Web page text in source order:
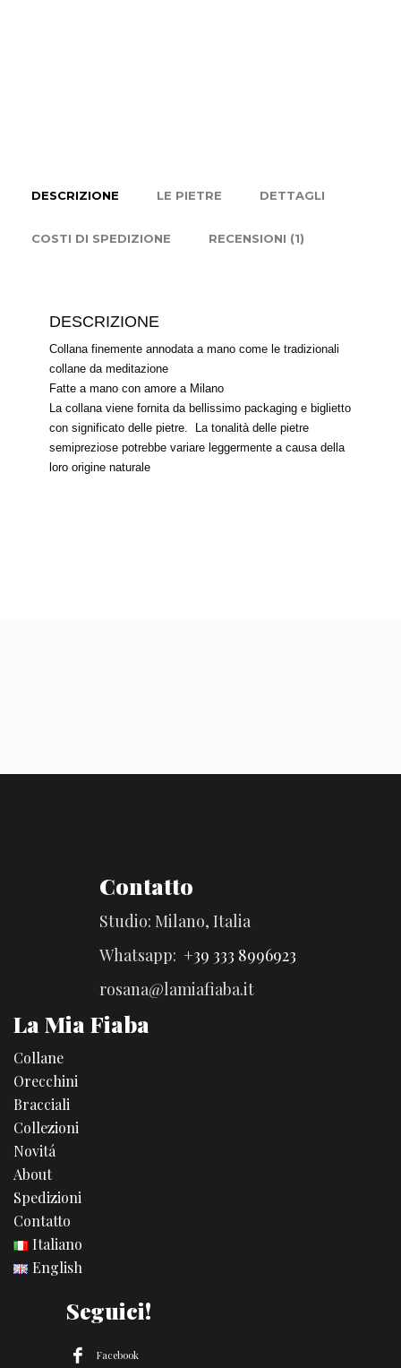
DESCRIZIONE LE PIETRE DETTAGLI
COSTI DI SPEDIZIONE RECENSIONI (1)
DESCRIZIONE
Collana finemente annodata a mano come le tradizionali
collane da meditazione
Fatte a mano con amore a Milano
La collana viene fornita da bellissimo packaging e biglietto
con significato delle pietre. La tonalità delle pietre
semipreziose potrebbe variare leggermente a causa della
loro origine naturale
Contatto
Studio: Milano, Italia
Whatsapp: +39 333 8996923
rosana@lamiafiaba.it
La Mia Fiaba
Collane
Orecchini
Bracciali
Collezioni
Novitá
About
Spedizioni
Contatto
Italiano
English
Seguici!
Facebook